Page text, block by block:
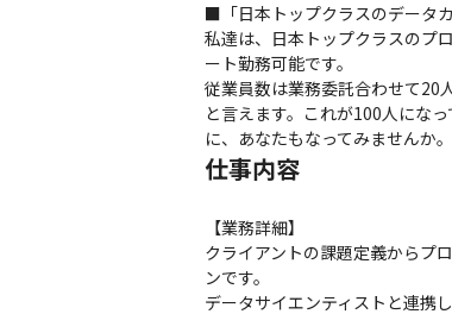
■「⽇本トップクラスのデータカ
私達は、⽇本トップクラスのプ
ート勤務可能です。
従業員数は業務委託合わせて20
と⾔えます。これが100⼈にな
に、あなたもなってみませんか。
仕事内容
【業務詳細】
クライアントの課題定義からプ
ンです。
データサイエンティストと連携